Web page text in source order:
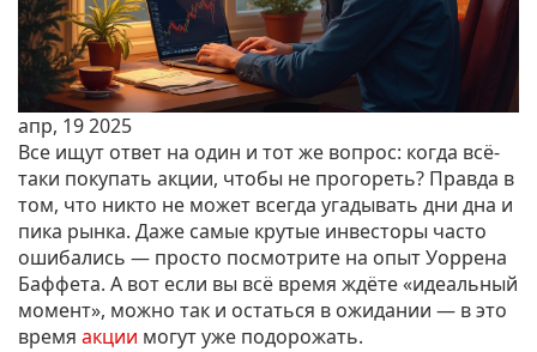
апр, 19 2025
Все ищут ответ на один и тот же вопрос: когда всё-
таки покупать акции, чтобы не прогореть? Правда в
том, что никто не может всегда угадывать дни дна и
пика рынка. Даже самые крутые инвесторы часто
ошибались — просто посмотрите на опыт Уоррена
Баффета. А вот если вы всё время ждёте «идеальный
момент», можно так и остаться в ожидании — в это
время акции могут уже подорожать.